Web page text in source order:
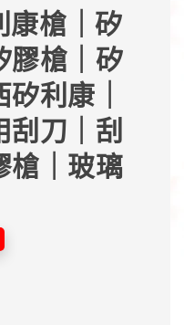
康槍｜矽
膠槍｜矽
利康｜
刮刀｜刮
槍｜玻璃